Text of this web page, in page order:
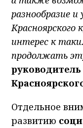
разнообразие
интерес к
продолжать
Отдельное
развитию